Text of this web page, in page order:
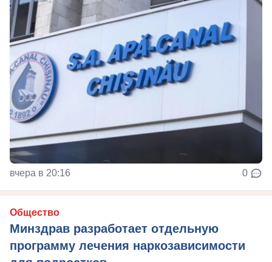
вчера в 20:16 0
Общество
Минздрав разработает отдельную
программу лечения наркозависимости